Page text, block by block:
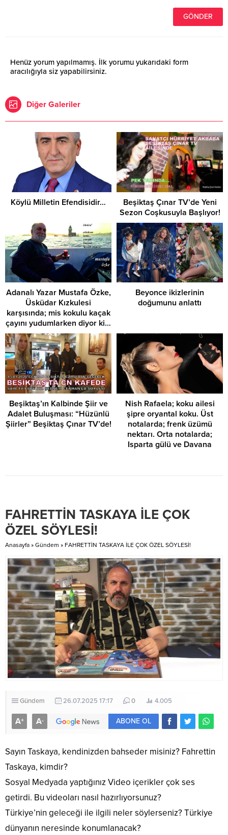
Henüz yorum yapılmamış. İlk yorumu yukarıdaki form
aracılığıyla siz yapabilirsiniz.
Diğer Galeriler
Köylü Milletin Efendisidir…
Beşiktaş Çınar TV’de Yeni
Sezon Coşkusuyla Başlıyor!
Adanalı Yazar Mustafa Özke,
Üsküdar Kızkulesi
karşısında; mis kokulu kaçak
çayını yudumlarken diyor ki…
Beyonce ikizlerinin
doğumunu anlattı
Beşiktaş’ın Kalbinde Şiir ve
Adalet Buluşması: “Hüzünlü
Şiirler” Beşiktaş Çınar TV’de!
Nish Rafaela; koku ailesi
şipre oryantal koku. Üst
notalarda; frenk üzümü
nektarı. Orta notalarda;
Isparta gülü ve Davana
FAHRETTİN TASKAYA İLE ÇOK
ÖZEL SÖYLESİ!
Anasayfa » Gündem » FAHRETTİN TASKAYA İLE ÇOK ÖZEL SÖYLESİ!
Gündem 26.07.2025 17:17 0 4.005
A+ A- ABONE OL
Sayın Taskaya, kendinizden bahseder misiniz? Fahrettin
Taskaya, kimdir?
Sosyal Medyada yaptığınız Video içerikler çok ses
getirdi. Bu videoları nasıl hazırlıyorsunuz?
Türkiye’nin geleceği ile ilgili neler söylerseniz? Türkiye
dünyanın neresinde konumlanacak?